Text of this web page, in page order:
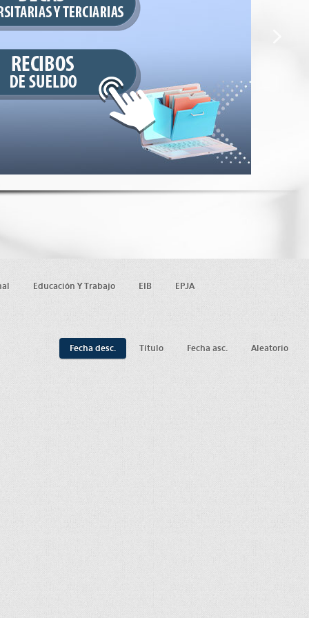
Educación Y Trabajo EIB EPJA
Fecha desc. Título Fecha asc. Aleatorio